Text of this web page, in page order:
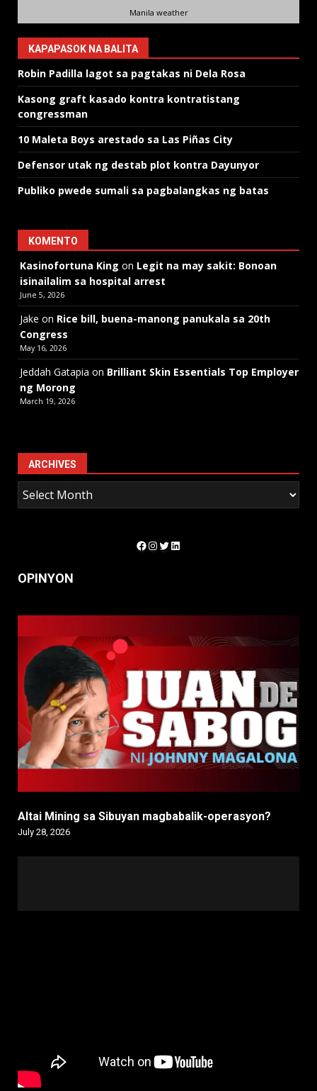
Manila weather
KAPAPASOK NA BALITA
Robin Padilla lagot sa pagtakas ni Dela Rosa
Kasong graft kasado kontra kontratistang
congressman
10 Maleta Boys arestado sa Las Piñas City
Defensor utak ng destab plot kontra Dayunyor
Publiko pwede sumali sa pagbalangkas ng batas
KOMENTO
Kasinofortuna King on Legit na may sakit: Bonoan
isinailalim sa hospital arrest
June 5, 2026
Jake on Rice bill, buena-manong panukala sa 20th
Congress
May 16, 2026
Jeddah Gatapia on Brilliant Skin Essentials Top Employer
ng Morong
March 19, 2026
ARCHIVES
Facebook
Instagram
Twitter
LinkedIn
OPINYON
Altai Mining sa Sibuyan magbabalik-operasyon?
July 28, 2026